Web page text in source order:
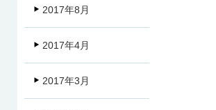
2017年8月
2017年4月
2017年3月